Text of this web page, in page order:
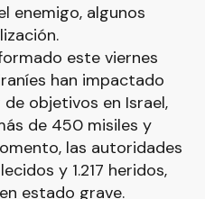
enemigo, algunos
este viernes
han impactado
objetivos en Israel,
de 450 misiles y
las autoridades
y 1.217 heridos,
estado grave.